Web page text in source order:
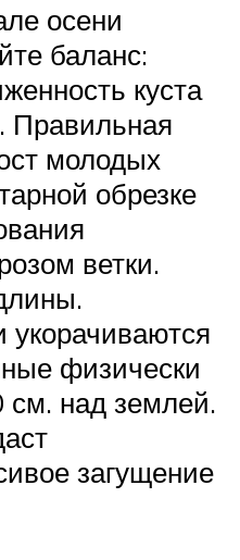
осени
баланс:
куста
Правильная
молодых
обрезке
ветки.
физически
см. над землей.
загущение